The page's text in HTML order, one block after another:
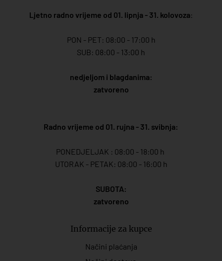
Ljetno radno vrijeme od 01. lipnja - 31. kolovoza:
PON - PET: 08:00 - 17:00 h
SUB: 08:00 - 13:00 h
nedjeljom i blagdanima:
zatvoreno
Radno vrijeme od 01. rujna - 31. svibnja:
PONEDJELJAK : 08:00 - 18:00 h
UTORAK - PETAK: 08:00 - 16:00 h
SUBOTA:
zatvoreno
Informacije za kupce
Načini plaćanja